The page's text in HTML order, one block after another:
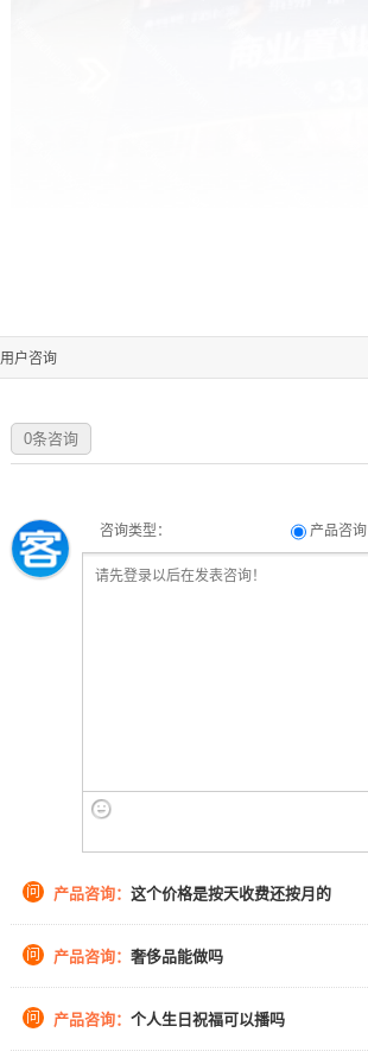
用户咨询
0条咨询
咨询类型： 产品咨询
问 产品咨询： 这个价格是按天收费还按月的
问 产品咨询： 奢侈品能做吗
问 产品咨询： 个人生日祝福可以播吗